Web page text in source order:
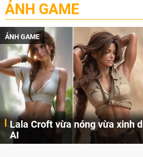
ẢNH GAME
ẢNH GAME
Khi AI Cosplay gái đẹp One